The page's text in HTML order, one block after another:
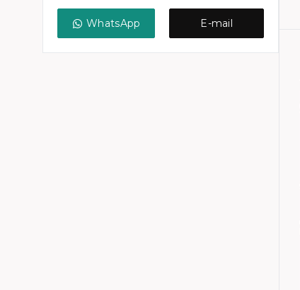
WhatsApp E-mail